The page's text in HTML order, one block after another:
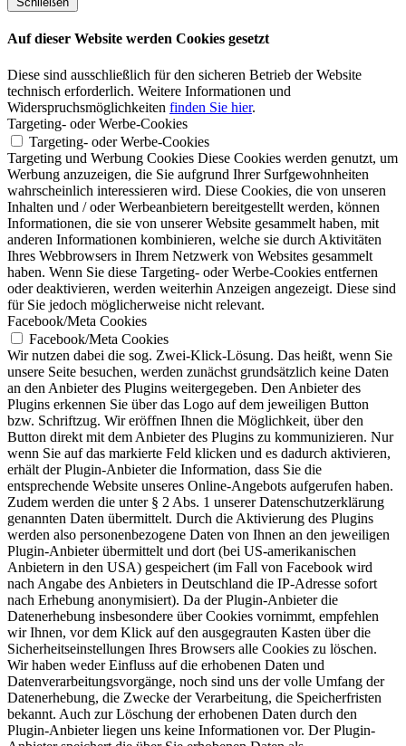
Auf dieser Website werden Cookies gesetzt
Diese sind ausschließlich für den sicheren Betrieb der Website
technisch erforderlich. Weitere Informationen und
Widerspruchsmöglichkeiten finden Sie hier.
Targeting- oder Werbe-Cookies
Targeting- oder Werbe-Cookies
Targeting und Werbung Cookies Diese Cookies werden genutzt, um
Werbung anzuzeigen, die Sie aufgrund Ihrer Surfgewohnheiten
wahrscheinlich interessieren wird. Diese Cookies, die von unseren
Inhalten und / oder Werbeanbietern bereitgestellt werden, können
Informationen, die sie von unserer Website gesammelt haben, mit
anderen Informationen kombinieren, welche sie durch Aktivitäten
Ihres Webbrowsers in Ihrem Netzwerk von Websites gesammelt
haben. Wenn Sie diese Targeting- oder Werbe-Cookies entfernen
oder deaktivieren, werden weiterhin Anzeigen angezeigt. Diese sind
für Sie jedoch möglicherweise nicht relevant.
Facebook/Meta Cookies
Facebook/Meta Cookies
Wir nutzen dabei die sog. Zwei-Klick-Lösung. Das heißt, wenn Sie
unsere Seite besuchen, werden zunächst grundsätzlich keine Daten
an den Anbieter des Plugins weitergegeben. Den Anbieter des
Plugins erkennen Sie über das Logo auf dem jeweiligen Button
bzw. Schriftzug. Wir eröffnen Ihnen die Möglichkeit, über den
Button direkt mit dem Anbieter des Plugins zu kommunizieren. Nur
wenn Sie auf das markierte Feld klicken und es dadurch aktivieren,
erhält der Plugin-Anbieter die Information, dass Sie die
entsprechende Website unseres Online-Angebots aufgerufen haben.
Zudem werden die unter § 2 Abs. 1 unserer Datenschutzerklärung
genannten Daten übermittelt. Durch die Aktivierung des Plugins
werden also personenbezogene Daten von Ihnen an den jeweiligen
Plugin-Anbieter übermittelt und dort (bei US-amerikanischen
Anbietern in den USA) gespeichert (im Fall von Facebook wird
nach Angabe des Anbieters in Deutschland die IP-Adresse sofort
nach Erhebung anonymisiert). Da der Plugin-Anbieter die
Datenerhebung insbesondere über Cookies vornimmt, empfehlen
wir Ihnen, vor dem Klick auf den ausgegrauten Kasten über die
Sicherheitseinstellungen Ihres Browsers alle Cookies zu löschen.
Wir haben weder Einfluss auf die erhobenen Daten und
Datenverarbeitungsvorgänge, noch sind uns der volle Umfang der
Datenerhebung, die Zwecke der Verarbeitung, die Speicherfristen
bekannt. Auch zur Löschung der erhobenen Daten durch den
Plugin-Anbieter liegen uns keine Informationen vor. Der Plugin-